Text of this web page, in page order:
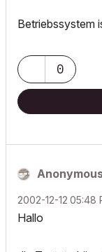
Betriebssystem
0
‎2002-12-12 05:48
Hallo